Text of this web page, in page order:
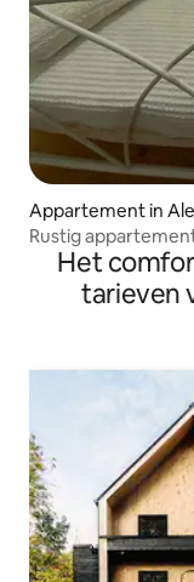
Appartement in
Rustig
Het
tarieven